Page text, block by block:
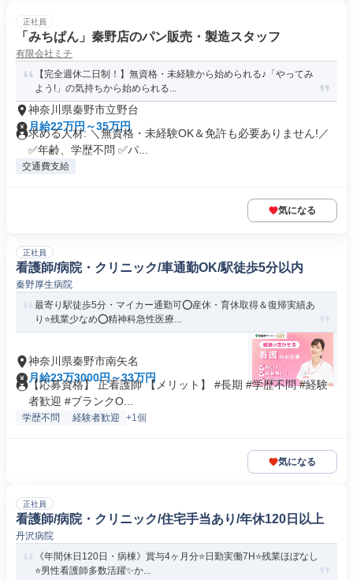
正社員
「みちぱん」秦野店のパン販売・製造スタッフ
有限会社ミチ
【完全週休二日制！】無資格・未経験から始められる♪「やってみ
よう!」の気持ちから始められる...
神奈川県秦野市立野台
月給22万円～35万円
求める人材: ＼無資格・未経験OK＆免許も必要ありません!／
✅年齢、学歴不問 ✅パ...
交通費支給
気になる
正社員
看護師/病院・クリニック/車通勤OK/駅徒歩5分以内
秦野厚生病院
最寄り駅徒歩5分・マイカー通勤可⭕産休・育休取得＆復帰実績あ
り⭐残業少なめ⭕精神科急性医療...
神奈川県秦野市南矢名
月給23万3000円～33万円
【応募資格】 正看護師 【メリット】 #長期 #学歴不問 #経験
者歓迎 #ブランクO...
学歴不問 経験者歓迎 +1個
気になる
正社員
看護師/病院・クリニック/住宅手当あり/年休120日以上
丹沢病院
《年間休日120日・病棟》賞与4ヶ月分⭐日勤実働7H⭐残業ほぼなし
⭐男性看護師多数活躍✨か...